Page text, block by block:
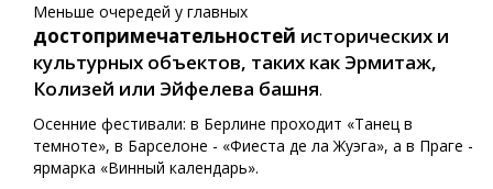
Меньше очередей у главных
достопримечательностей исторических и
культурных объектов, таких как Эрмитаж,
Колизей или Эйфелева башня.
Осенние фестивали: в Берлине проходит «Танец в
темноте», в Барселоне - «Фиеста де ла Жуэга», а в Праге -
ярмарка «Винный календарь».